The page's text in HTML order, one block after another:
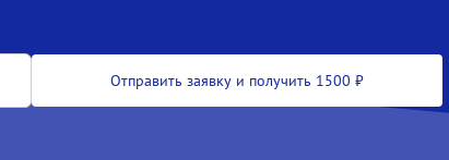
Отправить заявку и получить 1500 ₽